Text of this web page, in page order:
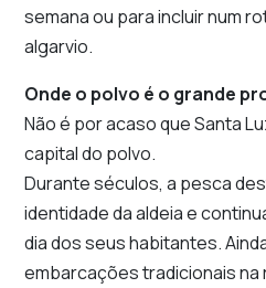
semana ou para incluir num
algarvio.
Onde o polvo é o grande
Não é por acaso que Santa
capital do polvo.
Durante séculos, a pesca
identidade da aldeia e
dia dos seus habitantes.
embarcações tradicionais na